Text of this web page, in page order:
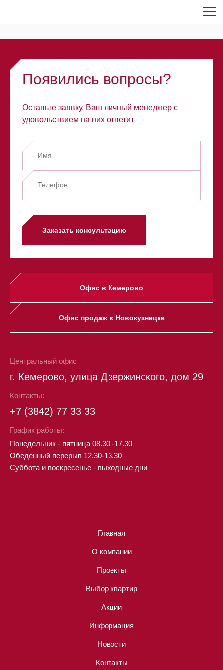
Появились вопросы?
Оставьте заявку, Ваш личный менеджер с
удовольствием на них ответит
Заказать консультацию
Офис в Кемерово
Офис продаж в Новокузнецке
Центральный офис
г. Кемерово, улица Дзержинского, дом 29
Контакты:
+7 (3842) 77 33 33
График работы:
Понедельник - пятница 08.30 -17.30
Обеденный перерыв 12.30-13.30
Суббота и воскресенье - выходные дни
Главная
О компании
Проекты
Выбор квартир
Акции
Информация
Новости
Контакты